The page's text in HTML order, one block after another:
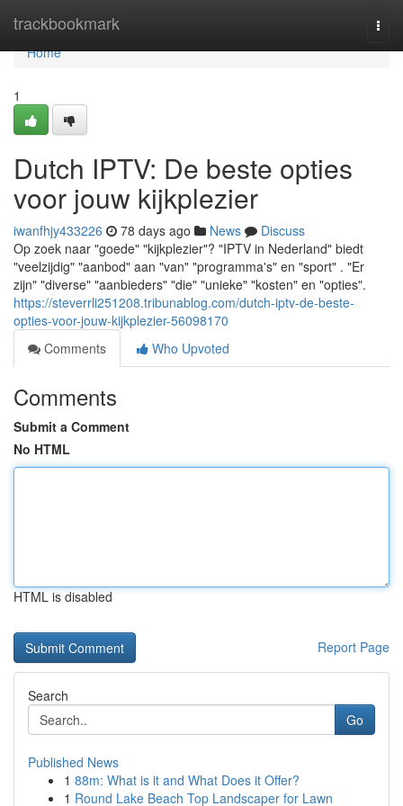
trackbookmark
Home
Home
1
Dutch IPTV: De beste opties
voor jouw kijkplezier
iwanfhjy433226 78 days ago News
Discuss
Op zoek naar "goede" "kijkplezier"? "IPTV in Nederland" biedt
"veelzijdig" "aanbod" aan "van" "programma's" en "sport" . "Er
zijn" "diverse" "aanbieders" "die" "unieke" "kosten" en "opties".
https://steverrli251208.tribunablog.com/dutch-iptv-de-beste-
opties-voor-jouw-kijkplezier-56098170
Comments
Who Upvoted
Comments
Submit a Comment
No HTML
HTML is disabled
Report Page
Search
Go
Published News
1 88m: What is it and What Does it Offer?
1 Round Lake Beach Top Landscaper for Lawn